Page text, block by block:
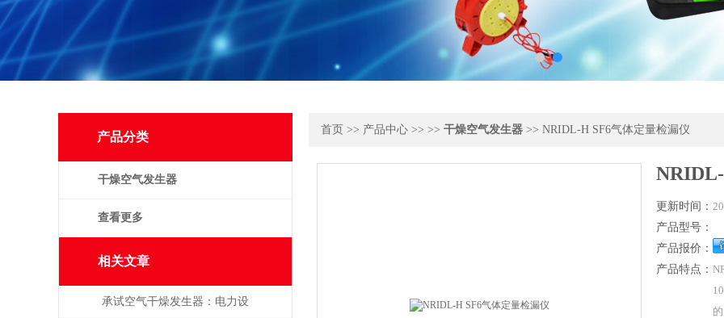
产品分类
干燥空气发生器
查看更多
相关文章
承试空气干燥发生器：电力设
首页 >> 产品中心 >> >> 干燥空气发生器 >> NRIDL-H SF6气体定量检漏仪
更新时间：
产品型号：
产品报价：
产品特点：